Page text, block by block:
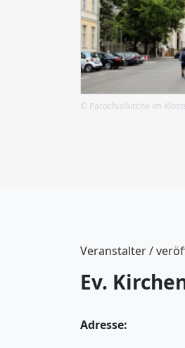
© Parochialkirche im
Veranstalter /
Ev.
Adresse: